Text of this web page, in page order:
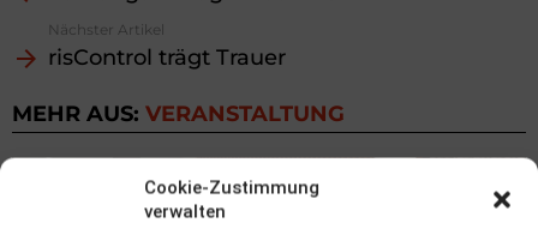
Cookie-Zustimmung
verwalten
Nächster Artikel
risControl trägt Trauer
MEHR AUS: VERANSTALTUNG